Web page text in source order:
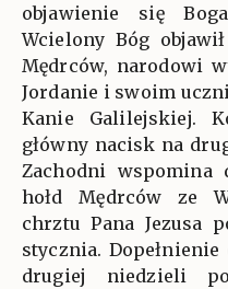
objawienie się
Wcielony Bóg
Mędrców, narodowi
Jordanie i swoim
Kanie Galilejskiej.
główny nacisk na
Zachodni wspomina
hołd Mędrców ze
chrztu Pana Jezusa
stycznia.
drugiej niedzieli